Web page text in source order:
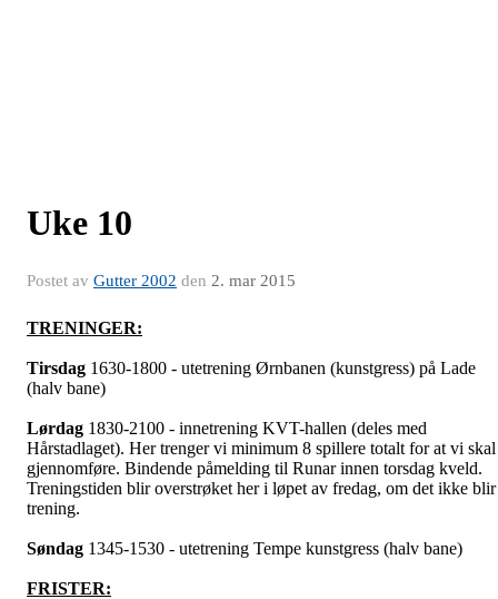
Uke 10
Postet av Gutter 2002 den 2. mar 2015
TRENINGER:
Tirsdag 1630-1800 - utetrening Ørnbanen (kunstgress) på Lade
(halv bane)
Lørdag 1830-2100 - innetrening KVT-hallen (deles med
Hårstadlaget). Her trenger vi minimum 8 spillere totalt for at vi skal
gjennomføre. Bindende påmelding til Runar innen torsdag kveld.
Treningstiden blir overstrøket her i løpet av fredag, om det ikke blir
trening.
Søndag 1345-1530 - utetrening Tempe kunstgress (halv bane)
FRISTER: